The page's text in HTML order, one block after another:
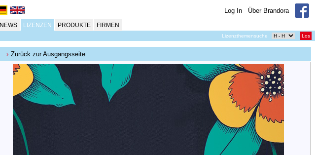
Log In Über Brandora
NEWS LIZENZEN PRODUKTE FIRMEN
Lizenzthemensuche Los
Zurück zur Ausgangsseite